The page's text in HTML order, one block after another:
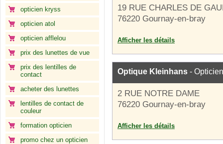
opticien kryss
opticien atol
opticien afflelou
prix des lunettes de vue
prix des lentilles de
contact
acheter des lunettes
lentilles de contact de
couleur
formation opticien
promo chez un opticien
19 RUE CHARLES DE
76220 Gournay-en-bray
Afficher les détails
Optique Kleinhans - Opticien
2 RUE NOTRE DAME
76220 Gournay-en-bray
Afficher les détails